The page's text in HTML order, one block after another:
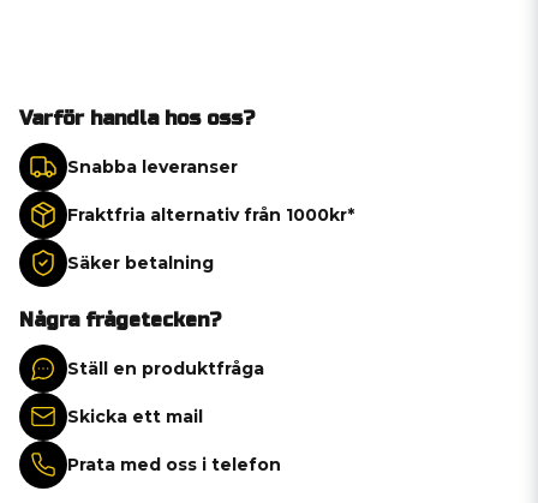
Varför handla hos oss?
Snabba leveranser
Fraktfria alternativ från 1000kr*
Säker betalning
Några frågetecken?
Ställ en produktfråga
Skicka ett mail
Prata med oss i telefon